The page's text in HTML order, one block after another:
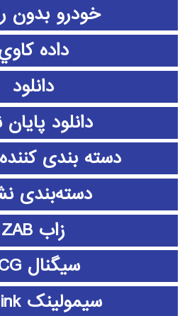
خودرو بدون
داده
دانلود
دانلود پايان
دسته بندی
دسته‌بندی
زاب ZAB
سیگنال ECG
سیمولینک simulink